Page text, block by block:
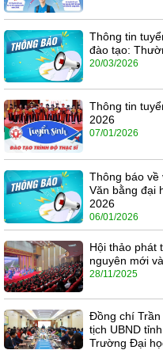
Thông tin
đào tạo:
20/03/2026
Thông tin
2026
07/01/2026
Thông báo về
Văn bằng đại
2026
06/01/2026
Hội thảo phát
nguyên mới
28/11/2025
Đồng chí Trần
tịch UBND
Trường Đại